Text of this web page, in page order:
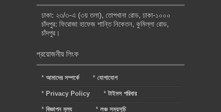
ঢাকা: ২৩/৩-এ (৩য় তলা), তোপখানা রোড, ঢাকা-১০০০
চাঁদপুর: ফিরোজা হাফেজ শান্তি নিকেতন, কুমিল্লা রোড,
চাঁদপুর।
প্রয়োজনীয় লিংক
* আমাদের সম্পর্কে * যোগাযোগ
* Privacy Policy *টাইমস পরিবার
* বিজ্ঞাপন মূল্য * লঞ্চ সময়সূচি